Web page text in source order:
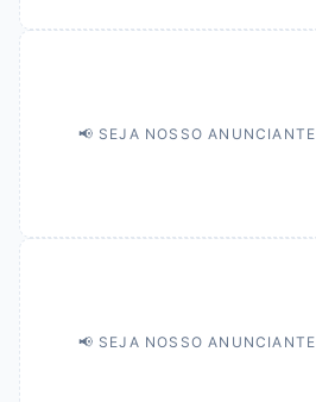
📢 SEJA NOSSO ANUNCIANTE
📢 SEJA NOSSO ANUNCIANTE